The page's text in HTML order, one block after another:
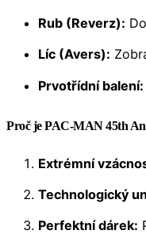
Rub (Reverz):
Líc (Avers):
Prvotřídní balení:
Proč je PAC-MAN 45th
Extrémní
Technologický
Perfektní dárek: